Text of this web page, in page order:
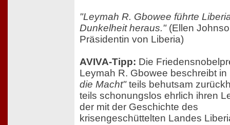
"Leymah R. Gbowee führte
Dunkelheit heraus."(Ellen
Präsidentin von Liberia)
AVIVA-Tipp: Die
Leymah R. Gbowee beschreibt in
die Macht"teils behutsam
teils schonungslos ehrlich ihren
der mit der Geschichte des
krisengeschüttelten Landes